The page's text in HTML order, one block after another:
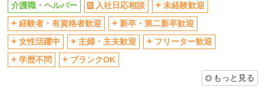
社会保険あり
産休・育休取得実績あり
退職金・財形貯蓄制度あり
各種手当（家族・役職・インセン
ティブなど）あり
制服貸与
研修制度あり
資格取得支援制度あり
介護職・ヘルパー 入社日応相談
未経験歓迎
経験者・有資格者歓迎
新卒・第二新卒歓迎
女性活躍中
主婦・主夫歓迎
フリーター歓迎
学歴不問
ブランクOK
もっと見る